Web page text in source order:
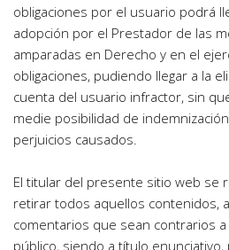
obligaciones por el usuario podrá
adopción por el Prestador de las
amparadas en Derecho y en el
obligaciones, pudiendo llegar a la
cuenta del usuario infractor, sin
medie posibilidad de
perjuicios causados.
El titular del presente sitio web se
retirar todos aquellos contenidos,
comentarios que sean contrarios
público, siendo a título